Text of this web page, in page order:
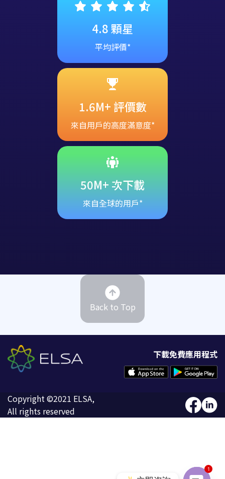
4.8 顆星
平均評價*
1.6M+ 評價數
來自用戶的高度滿意度*
50M+ 次下載
來自全球的用戶*
Back to Top
下載免費應用程式
Copyright ©2021 ELSA,
All rights reserved
1